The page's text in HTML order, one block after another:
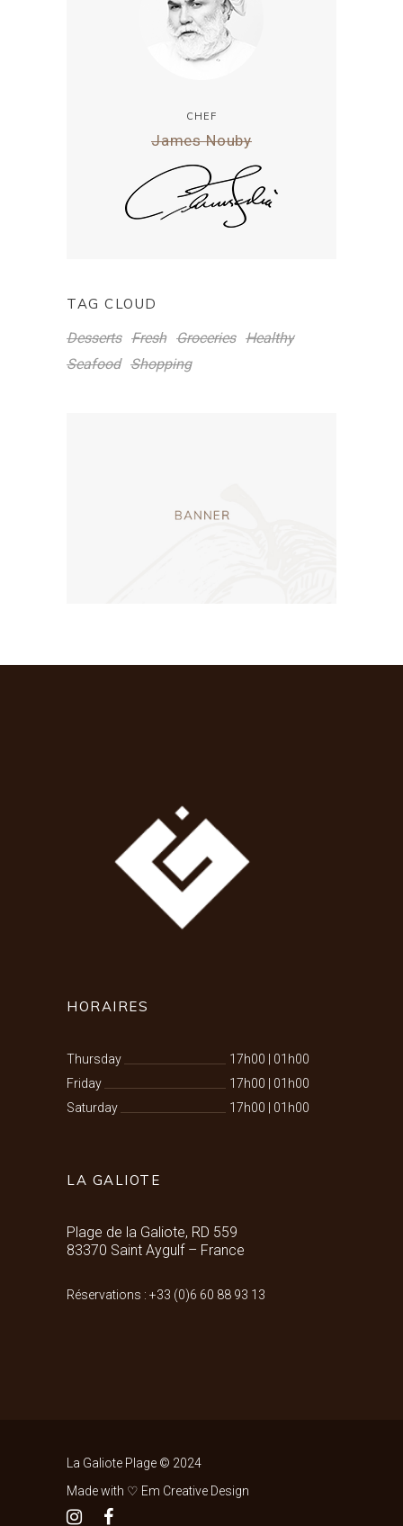
CHEF
James Nouby
TAG CLOUD
Desserts Fresh Groceries Healthy
Seafood Shopping
HORAIRES
Thursday 17h00
01h00
Friday
17h00
01h00
Saturday
17h00 01h00
LA GALIOTE
Plage de la Galiote, RD 559
83370 Saint Aygulf – France
Réservations : +33 (0)6 60 88 93 13
La Galiote Plage © 2024
Made with ♡ Em Creative Design